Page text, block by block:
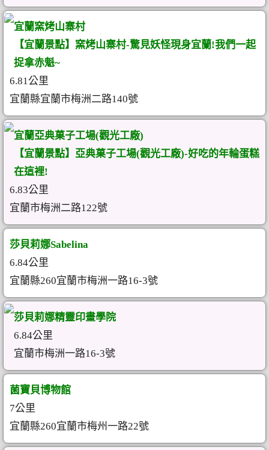
宜蘭窯烤山寨村
【宜蘭景點】窯烤山寨村-驚見妖怪現身宜蘭!我們一起
捉拿赤魁~
6.81公里
宜蘭縣宜蘭市梅洲二路140號
宜蘭亞典菓子工場(觀光工廠)
【宜蘭景點】亞典菓子工場(觀光工廠)-好吃的年輪蛋糕
在這裡!
6.83公里
宜蘭市梅洲二路122號
莎貝莉娜Sabelina
6.84公里
宜蘭縣260宜蘭市梅洲一路16-3號
莎貝莉娜精靈印畫學院
6.84公里
宜蘭市梅洲一路16-3號
菌寶貝博物館
7公里
宜蘭縣260宜蘭市梅州一路22號